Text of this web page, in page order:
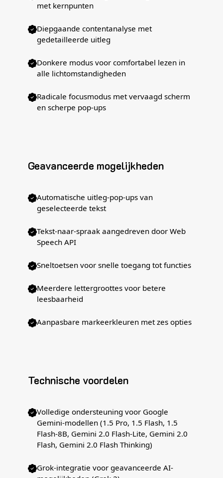
met kernpunten
Diepgaande contentanalyse met
gedetailleerde uitleg
Donkere modus voor comfortabel lezen in
alle lichtomstandigheden
Radicale focusmodus met vervaagd scherm
en scherpe pop-ups
Geavanceerde mogelijkheden
Automatische uitleg-pop-ups van
geselecteerde tekst
Tekst-naar-spraak aangedreven door Web
Speech API
Sneltoetsen voor snelle toegang tot functies
Meerdere lettergroottes voor betere
leesbaarheid
Aanpasbare markeerkleuren met zes opties
Technische voordelen
Volledige ondersteuning voor Google
Gemini-modellen (1.5 Pro, 1.5 Flash, 1.5
Flash-8B, Gemini 2.0 Flash-Lite, Gemini 2.0
Flash, Gemini 2.0 Flash Thinking)
Grok-integratie voor geavanceerde AI-